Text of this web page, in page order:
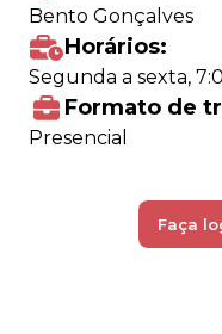
Bento Gonçalves
Horários:
Segunda a sexta,
Formato de
Presencial
Faça